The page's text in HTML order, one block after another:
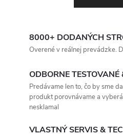
8000+ DODANÝCH
Overené v reálnej prevádzke.
ODBORNE
Predávame len to, čo by sme
produkt porovnávame a
nesklamal
VLASTNÝ SERVIS &